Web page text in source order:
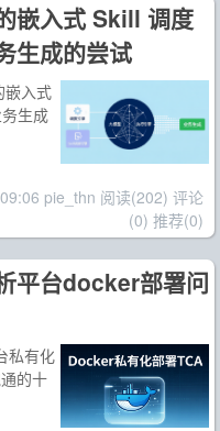
嵌入式 Skill 调度
生成的尝试
嵌入式
生成
pie_thn 阅读(202) 评论
(0) 推荐(0)
平台docker部署问
私有化
的十